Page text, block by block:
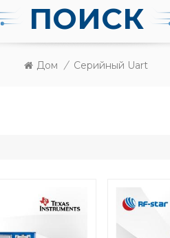
ПОИСК
Дом / Серийный Uart